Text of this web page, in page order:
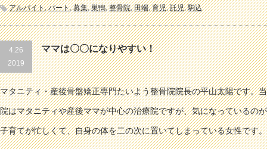
アルバイト,パート,募集,巣鴨,整骨院,田端,育児,託児,駒込
4.26
2019
ママは〇〇になりやすい！
マタニティ・産後骨盤矯正専門たいよう整骨院院長の平山太陽です。当
院はマタニティや産後ママが中心の治療院ですが、気になっているのが
子育てが忙しくて、自身の体を二の次に置いてしまっている女性です。